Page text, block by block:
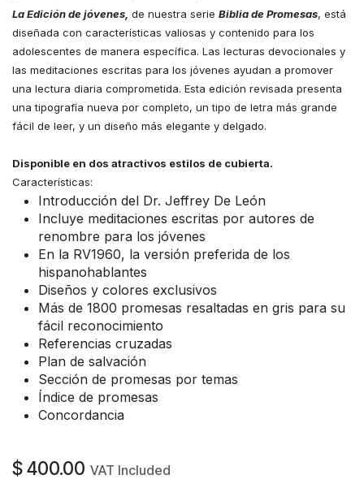
La Edición de jóvenes, de nuestra serie Biblia de Promesas, está
diseñada con características valiosas y contenido para los
adolescentes de manera específica. Las lecturas devocionales y
las meditaciones escritas para los jóvenes ayudan a promover
una lectura diaria comprometida. Esta edición revisada presenta
una tipografía nueva por completo, un tipo de letra más grande
fácil de leer, y un diseño más elegante y delgado.
Disponible en dos atractivos estilos de cubierta.
Características:
Introducción del Dr. Jeffrey De León
Incluye meditaciones escritas por autores de
renombre para los jóvenes
En la RV1960, la versión preferida de los
hispanohablantes
Diseños y colores exclusivos
Más de 1800 promesas resaltadas en gris para su
fácil reconocimiento
Referencias cruzadas
Plan de salvación
Sección de promesas por temas
Índice de promesas
Concordancia
$400.00 VAT Included